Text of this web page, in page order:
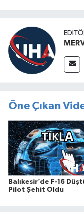
Öne Çıkan
Balıkesir’de F-16
Pilot Şehit Oldu